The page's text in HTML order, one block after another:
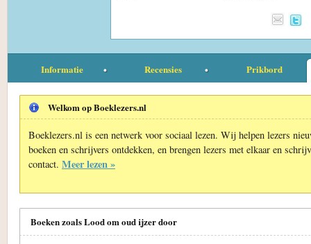
Informatie Recensies Prikbord
Welkom op Boeklezers.nl
Boeklezers.nl is een netwerk voor sociaal lezen. Wij helpen lezers
boeken en schrijvers ontdekken, en brengen lezers met elkaar en
contact. Meer lezen »
Boeken zoals Lood om oud ijzer door